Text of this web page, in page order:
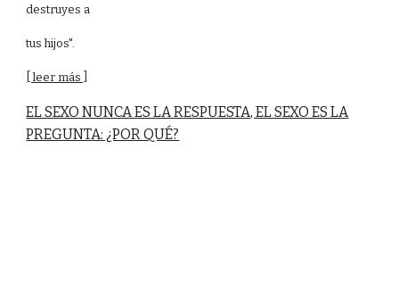
destruyes a
tus hijos".
[ leer más ]
EL SEXO NUNCA ES LA RESPUESTA, EL SEXO ES LA
PREGUNTA: ¿POR QUÉ?